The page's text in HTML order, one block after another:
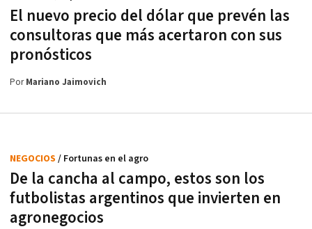
El nuevo precio del dólar que prevén las
consultoras que más acertaron con sus
pronósticos
PorMariano Jaimovich
De la cancha al campo, estos son los
futbolistas argentinos que invierten en
agronegocios
NEGOCIOS / Fortunas en el agro